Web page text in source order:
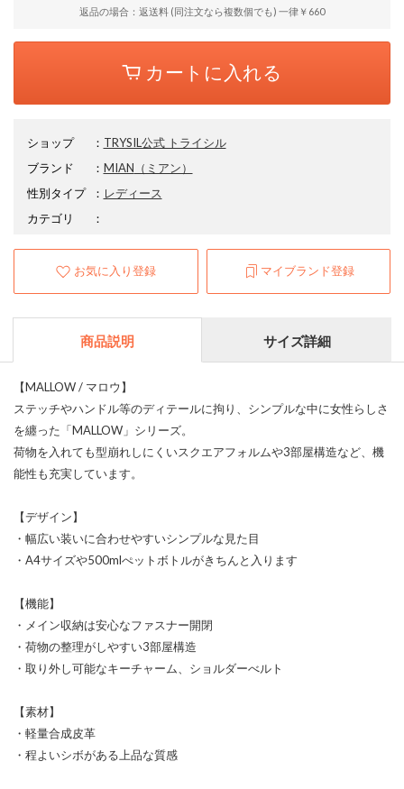
返品の場合：返送料 (同注文なら複数個でも) 一律￥660
カートに入れる
ショップ ： TRYSIL公式 トライシル
ブランド
： MIAN （ミアン）
性別タイプ
： レディース
カテゴリ
：
お気に入り登録 マイブランド登録
商品説明 サイズ詳細
【MALLOW / マロウ】
ステッチやハンドル等のディテールに拘り、シンプルな中に女性らしさ
を纏った「MALLOW」シリーズ。
荷物を入れても型崩れしにくいスクエアフォルムや3部屋構造など、機
能性も充実しています。
【デザイン】
・幅広い装いに合わせやすいシンプルな見た目
・A4サイズや500mlぺットボトルがきちんと入ります
【機能】
・メイン収納は安心なファスナー開閉
・荷物の整理がしやすい3部屋構造
・取り外し可能なキーチャーム、ショルダーべルト
【素材】
・軽量合成皮革
・程よいシボがある上品な質感